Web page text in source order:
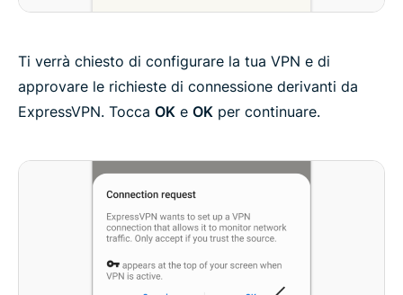
Ti verrà chiesto di configurare la tua VPN e di
approvare le richieste di connessione derivanti da
ExpressVPN. Tocca OK e OK per continuare.